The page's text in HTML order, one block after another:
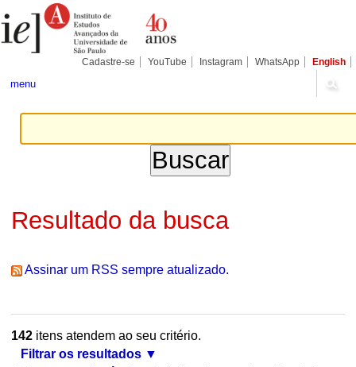
para
conteúdo.
Pessoais
Cadastre-se YouTube Instagram WhatsApp English
menu
Resultado da busca
Assinar um RSS sempre atualizado.
142itens atendem ao seu critério.
Filtrar os resultados